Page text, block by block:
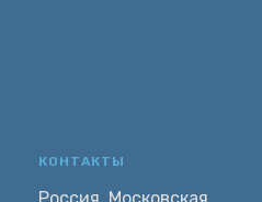
КОНТАКТЫ